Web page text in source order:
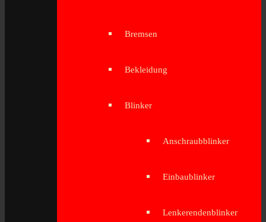
Bremsen
Bekleidung
Blinker
Anschraubblinker
Einbaublinker
Lenkerendenblinker